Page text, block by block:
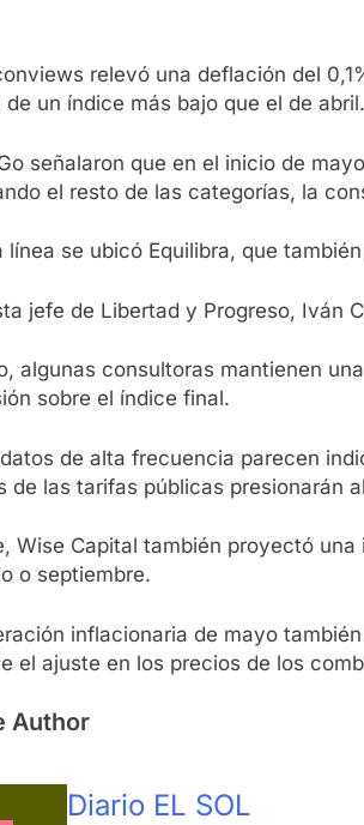
relevó una deflación del
un índice más bajo que el de abril.
señalaron que en el inicio de
el resto de las categorías, la
línea se ubicó Equilibra, que
jefe de Libertad y Progreso, Iván
algunas consultoras mantienen
sobre el índice final.
datos de alta frecuencia parecen
de las tarifas públicas presionarán
Wise Capital también proyectó
o septiembre.
inflacionaria de mayo
el ajuste en los precios de los
Author
Diario EL SOL